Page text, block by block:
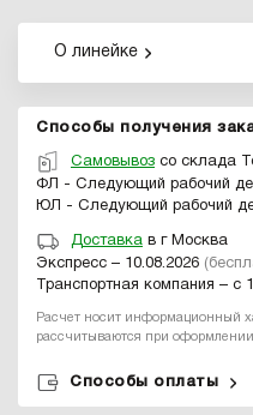
О линейке
Способы получения
Самовывоз со склада
ФЛ - Следующий рабочий
ЮЛ - Следующий рабочий
Доставка в г Москва
Экспресс – 10.08.2026
Транспортная компания – с
Расчет носит информационный
рассчитываются при оформлении
Способы оплаты